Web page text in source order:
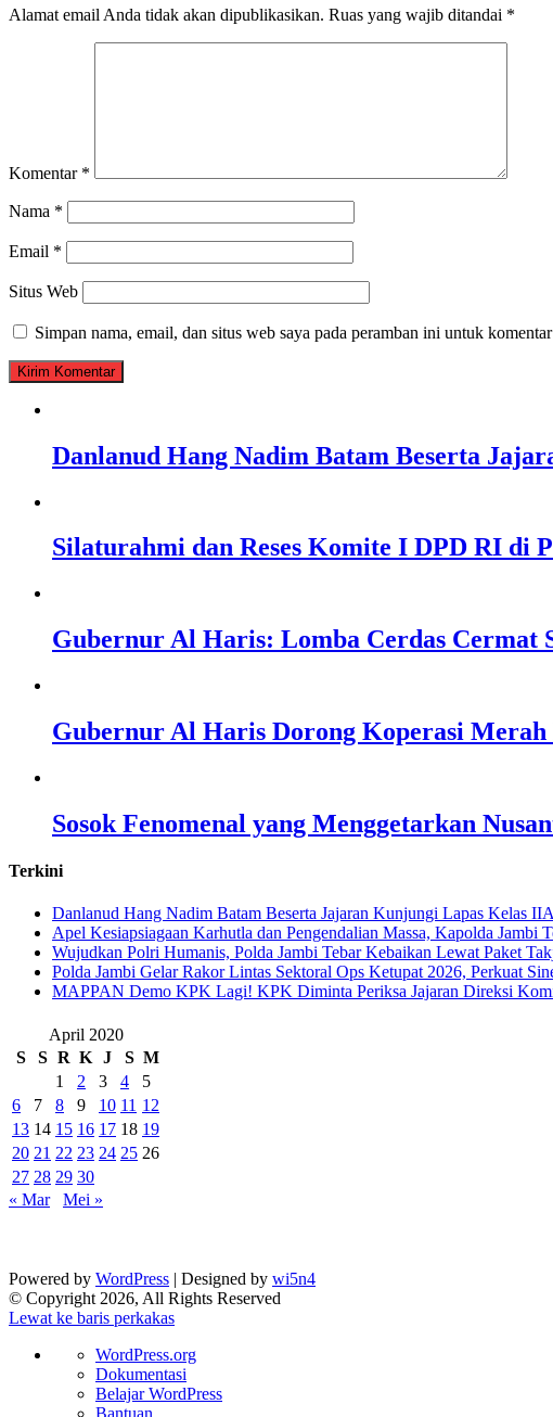
Alamat email Anda tidak akan dipublikasikan. Ruas yang wajib ditandai *
Komentar *
Nama *
Email *
Situs Web
Simpan nama, email, dan situs web saya pada peramban ini untuk
Danlanud Hang Nadim Batam Beserta
Silaturahmi dan Reses Komite I DPD RI di
Gubernur Al Haris: Lomba Cerdas Cermat
Gubernur Al Haris Dorong Koperasi
Sosok Fenomenal yang Menggetarkan
Terkini
Danlanud Hang Nadim Batam Beserta Jajaran Kunjungi Lapas Kelas
Apel Kesiapsiagaan Karhutla dan Pengendalian Massa, Kapolda Jambi
Wujudkan Polri Humanis, Polda Jambi Tebar Kebaikan Lewat Paket
Polda Jambi Gelar Rakor Lintas Sektoral Ops Ketupat 2026, Perkuat
‎MAPPAN Demo KPK Lagi! KPK Diminta Periksa Jajaran Direksi
April 2020
S
S R K J S M
1
2 3 4
5
6
7 8 9 10 11 12
13 14 15 16 17 18 19
20 21 22 23 24 25 26
27 28 29 30
« Mar
Mei »
Powered by WordPress | Designed by wi5n4
© Copyright 2026, All Rights Reserved
Lewat ke baris perkakas
Tentang
WordPress
WordPress.org
Dokumentasi
Belajar WordPress
Bantuan